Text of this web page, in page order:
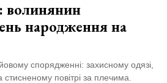
волинянин
народження на
спорядженні: захисному одязі,
повітрі за плечима.